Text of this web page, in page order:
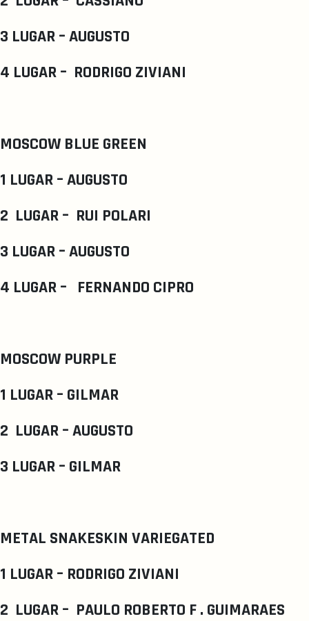
3 LUGAR – AUGUSTO
4 LUGAR – RODRIGO ZIVIANI
MOSCOW BLUE GREEN
1 LUGAR – AUGUSTO
2 LUGAR – RUI POLARI
3 LUGAR – AUGUSTO
4 LUGAR – FERNANDO CIPRO
MOSCOW PURPLE
1 LUGAR – GILMAR
2 LUGAR – AUGUSTO
3 LUGAR – GILMAR
METAL SNAKESKIN VARIEGATED
1 LUGAR – RODRIGO ZIVIANI
2 LUGAR – PAULO ROBERTO F . GUIMARAES